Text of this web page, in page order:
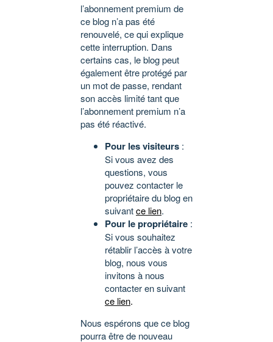
l’abonnement premium de
ce blog n’a pas été
renouvelé, ce qui explique
cette interruption. Dans
certains cas, le blog peut
également être protégé par
un mot de passe, rendant
son accès limité tant que
l’abonnement premium n’a
pas été réactivé.
Pour les visiteurs :
Si vous avez des
questions, vous
pouvez contacter le
propriétaire du blog en
suivantce lien.
Pour le propriétaire :
Si vous souhaitez
rétablir l’accès à votre
blog, nous vous
invitons à nous
contacter en suivant
ce lien.
Nous espérons que ce blog
pourra être de nouveau